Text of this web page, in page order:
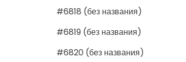
#6818 (без названия)
#6819 (без названия)
#6820 (без названия)